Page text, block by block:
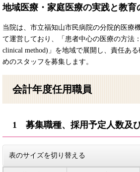
地域医療・家庭医療の実践と教育
当院は、市立福知山市民病院の分院的医療
て運営しており、「患者中心の医療の方法：
clinical method)」を地域で展開し、責任あ
めのスタッフを募集します。
会計年度任用職員
1 募集職種、採用予定人数及
表のサイズを切り替える